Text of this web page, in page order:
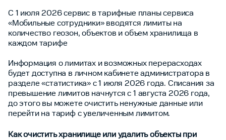
С 1 июля 2026 сервис в тарифные планы сервиса
«Мобильные сотрудники» вводятся лимиты на
количество геозон, объектов и объем хранилища в
каждом тарифе
Информация о лимитах и возможных перерасходах
будет доступна в личном кабинете администратора в
разделе «статистика» с 1 июля 2026 года. Списания за
превышение лимитов начнутся с 1 августа 2026 года,
до этого вы можете очистить ненужные данные или
перейти на тариф с увеличенным лимитом.
Как очистить хранилище или удалить объекты при